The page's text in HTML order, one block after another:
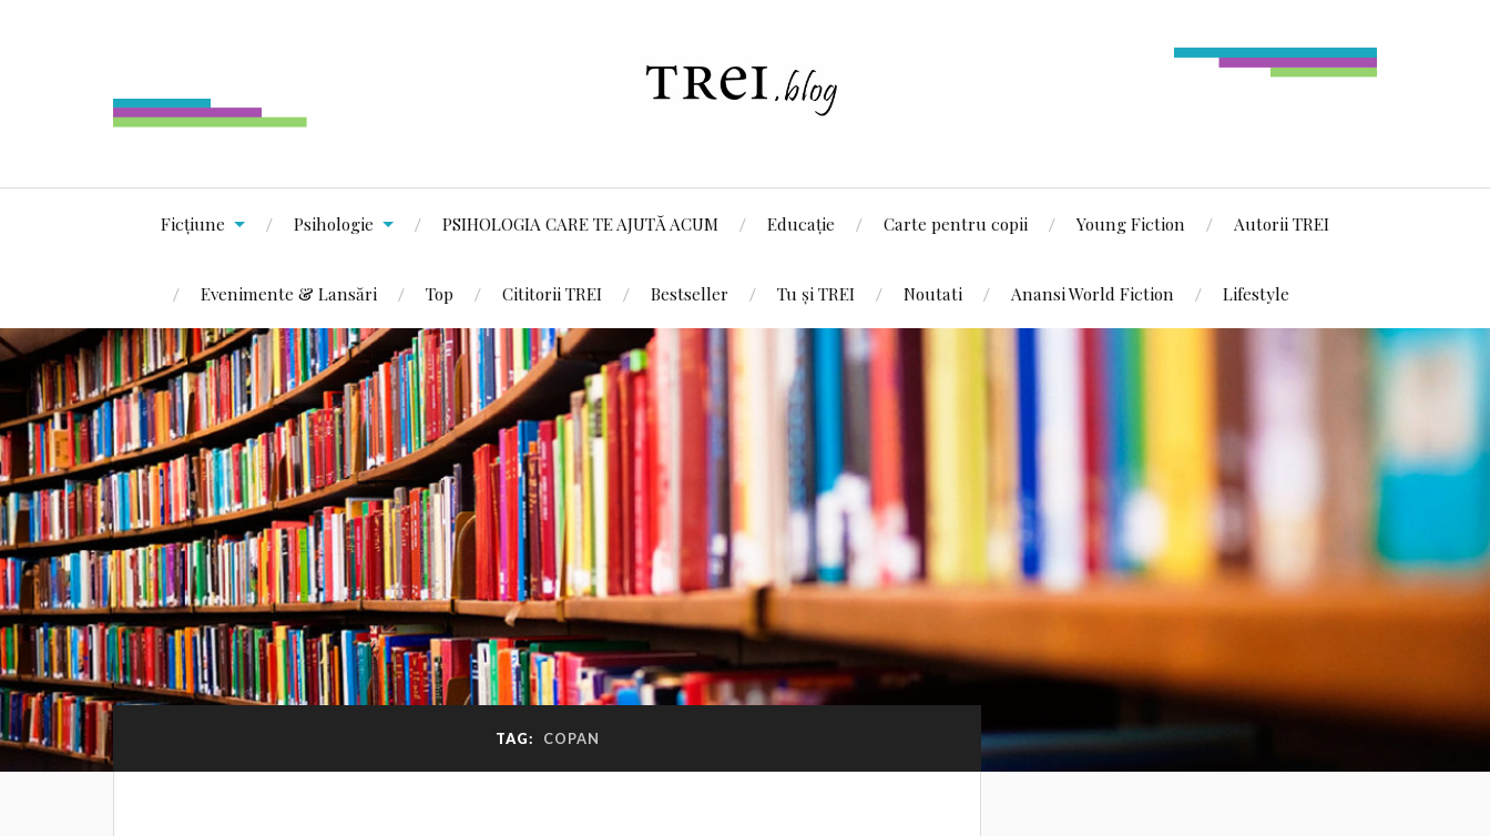
Ficțiune Psihologie PSIHOLOGIA CARE TE AJUTĂ ACUM Educație Carte pentru copii Young Fiction Autorii TREI
Evenimente & Lansări Top Cititorii TREI Bestseller Tu și TREI Noutati Anansi World Fiction Lifestyle
TAG: COPAN